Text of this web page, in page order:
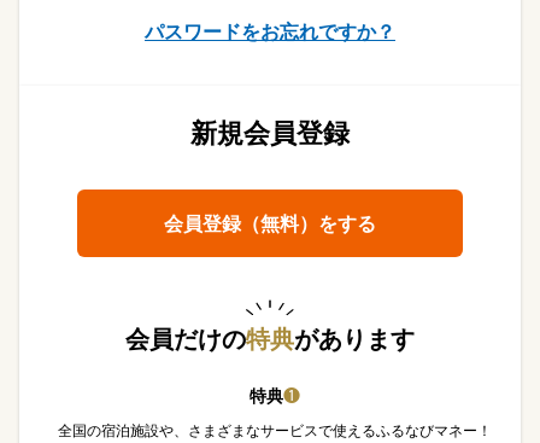
パスワードをお忘れですか？
新規会員登録
会員登録（無料）をする
会員だけの特典があります
特典❶
全国の宿泊施設や、さまざまなサービスで使えるふるなびマネー！